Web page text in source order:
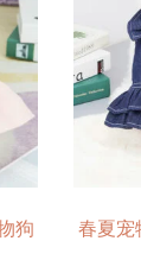
狗
春夏宠